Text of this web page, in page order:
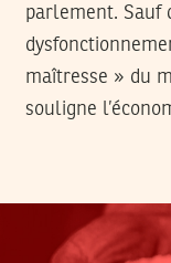
parlement. Sauf
maîtresse » du
souligne